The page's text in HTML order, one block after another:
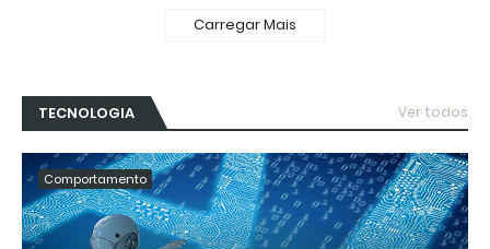
Carregar Mais
TECNOLOGIA Ver todos
Comportamento